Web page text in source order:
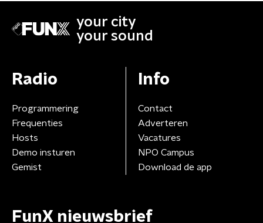
your city
your sound
Radio
Programmering
Frequenties
Hosts
Demo insturen
Gemist
Info
Contact
Adverteren
Vacatures
NPO Campus
Download de app
FunX nieuwsbrief